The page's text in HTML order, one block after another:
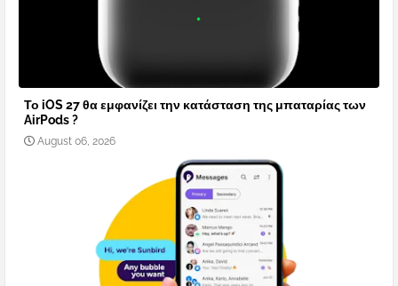
Το iOS 27 θα εμφανίζει την κατάσταση της μπαταρίας των
AirPods ?
August 06, 2026